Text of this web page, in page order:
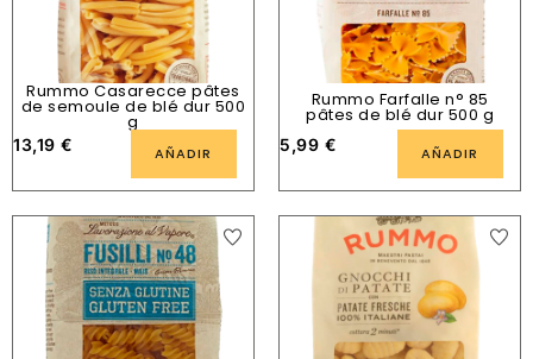
Rummo Casarecce pâtes
de semoule de blé dur 500
g
13,19 € AÑADIR
Rummo Farfalle n° 85
pâtes de blé dur 500 g
5,99 € AÑADIR